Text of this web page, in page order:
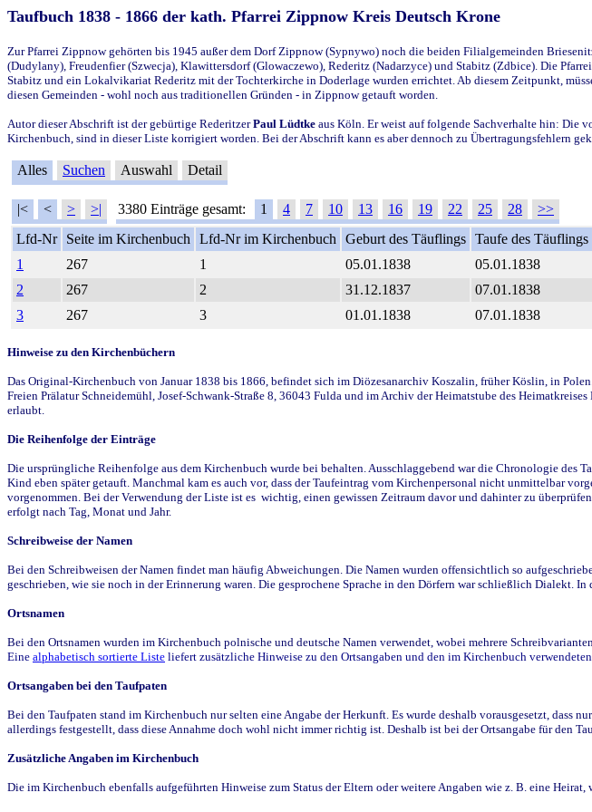
Taufbuch 1838 - 1866 der kath. Pfarrei Zippnow Kreis Deutsch Krone
Zur Pfarrei Zippnow gehörten bis 1945 außer dem Dorf Zippnow (Sypnywo) noch die beiden Filialgemeinden
(Dudylany), Freudenfier (Szwecja), Klawittersdorf (Glowaczewo), Rederitz (Nadarzyce) und Stabitz (Zdbice). Die
Stabitz und ein Lokalvikariat Rederitz mit der Tochterkirche in Doderlage wurden errichtet. Ab diesem Zeitpunkt,
diesen Gemeinden - wohl noch aus traditionellen Gründen - in Zippnow getauft worden.
Autor dieser Abschrift ist der gebürtige RederitzerPaul Lüdtke aus Köln. Er weist auf folgende Sachverhalte hin: Die
Kirchenbuch, sind in dieser Liste korrigiert worden. Bei der Abschrift kann es aber dennoch zu Übertragungsfehlern
Alles Suchen Auswahl Detail
|< < > >| 3380 Einträge gesamt: 1 4 7 10 13 16 19 22 25 28
>>
Lfd-Nr
Seite im Kirchenbuch Lfd-Nr im Kirchenbuch Geburt des Täuflings Taufe des Täuflings
1
267 1 05.01.1838 05.01.1838
2
267 2 31.12.1837 07.01.1838
3
267 3 01.01.1838 07.01.1838
Hinweise zu den Kirchenbüchern
Das Original-Kirchenbuch von Januar 1838 bis 1866, befindet sich im Diözesanarchiv Koszalin, früher Köslin, in
Freien Prälatur Schneidemühl, Josef-Schwank-Straße 8, 36043 Fulda und im Archiv der Heimatstube des
erlaubt.
Die Reihenfolge der Einträge
Die ursprüngliche Reihenfolge aus dem Kirchenbuch wurde bei behalten. Ausschlaggebend war die Chronologie des
Kind eben später getauft. Manchmal kam es auch vor, dass der Taufeintrag vom Kirchenpersonal nicht unmittelbar
vorgenommen. Bei der Verwendung der Liste ist es wichtig, einen gewissen Zeitraum davor und dahinter zu
erfolgt nach Tag, Monat und Jahr.
Schreibweise der Namen
Bei den Schreibweisen der Namen findet man häufig Abweichungen. Die Namen wurden offensichtlich so
geschrieben, wie sie noch in der Erinnerung waren. Die gesprochene Sprache in den Dörfern war schließlich Dialekt.
Ortsnamen
Bei den Ortsnamen wurden im Kirchenbuch polnische und deutsche Namen verwendet, wobei mehrere
Eine alphabetisch sortierte Liste liefert zusätzliche Hinweise zu den Ortsangaben und den im Kirchenbuch
Ortsangaben bei den Taufpaten
Bei den Taufpaten stand im Kirchenbuch nur selten eine Angabe der Herkunft. Es wurde deshalb vorausgesetzt,
allerdings festgestellt, dass diese Annahme doch wohl nicht immer richtig ist. Deshalb ist bei der Ortsangabe für den
Zusätzliche Angaben im Kirchenbuch
Die im Kirchenbuch ebenfalls aufgeführten Hinweise zum Status der Eltern oder weitere Angaben wie z. B. eine Heirat,